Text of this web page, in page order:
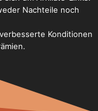
Nachteile noch
Konditionen